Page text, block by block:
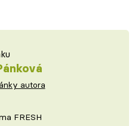
autora
FRESH